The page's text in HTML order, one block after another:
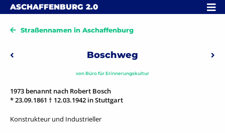
Skip to content
ASCHAFFENBURG 2.0 MENÜ
Straßennamen in Aschaffenburg
Beitragsnavigation
Vorheriger: BrahmswegBoschweg
vonBüro für Erinnerungskultur
1973 benannt nach Robert Bosch
* 23.09.1861 † 12.03.1942 in Stuttgart
Konstrukteur und Industrieller